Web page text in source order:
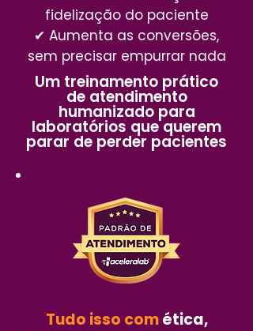
fidelização do paciente
✔ Aumenta as conversões,
sem precisar empurrar nada
Um treinamento prático
de atendimento
humanizado para
laboratórios que querem
parar de perder pacientes
Tudo isso com ética,